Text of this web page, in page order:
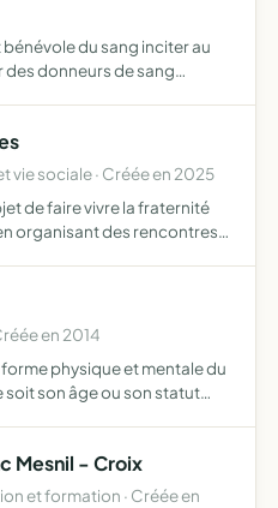
du sang inciter au
donneurs de sang
vie sociale · Créée en 2025
de faire vivre la fraternité
organisant des rencontres
en 2014
physique et mentale du
son âge ou son statut
Mesnil - Croix
et formation · Créée en